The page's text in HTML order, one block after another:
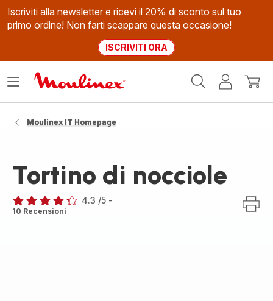
Iscriviti alla newsletter e ricevi il 20% di sconto sul tuo
primo ordine! Non farti scappare questa occasione!
ISCRIVITI ORA
Il
Apri
Moulinex IT Homepage
Tortino di nocciole
ratings.4.3
4.3 /5 -
10 Recensioni